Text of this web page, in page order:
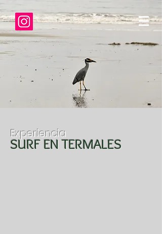
Experiencia
SURF EN TERMALES